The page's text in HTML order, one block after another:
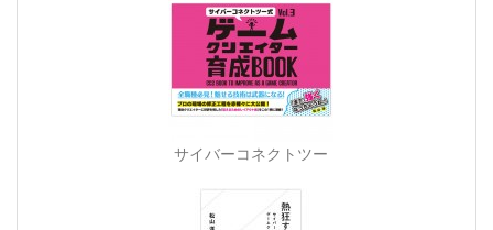
サイバーコネクトツー